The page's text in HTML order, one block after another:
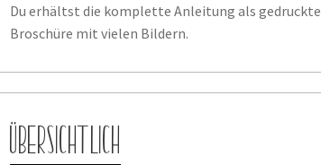
Du erhältst die komplette Anleitung als gedruckte
Broschüre mit vielen Bildern.
Übersichtlich